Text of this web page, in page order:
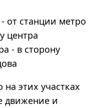
от станции метро
центра
- в сторону
этих участках
движение и